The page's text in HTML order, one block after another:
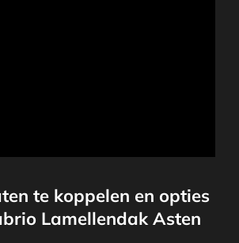
te koppelen en opties
Lamellendak Asten